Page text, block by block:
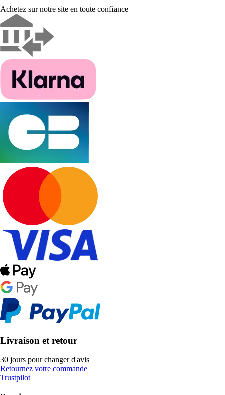
Achetez sur notre site en toute confiance
Livraison et retour
30 jours pour changer d'avis
Retournez votre commande
Trustpilot